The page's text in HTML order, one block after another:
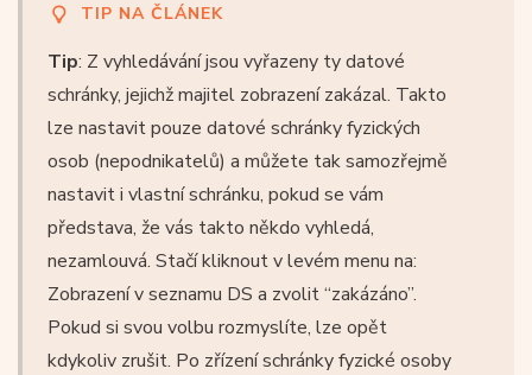
TIP NA ČLÁNEK
Tip: Z vyhledávání jsou vyřazeny ty datové
schránky, jejichž majitel zobrazení zakázal. Takto
lze nastavit pouze datové schránky fyzických
osob (nepodnikatelů) a můžete tak samozřejmě
nastavit i vlastní schránku, pokud se vám
představa, že vás takto někdo vyhledá,
nezamlouvá. Stačí kliknout v levém menu na:
Zobrazení v seznamu DS a zvolit “zakázáno”.
Pokud si svou volbu rozmyslíte, lze opět
kdykoliv zrušit. Po zřízení schránky fyzické osoby